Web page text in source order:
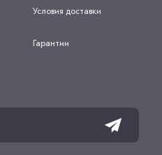
Условия доставки
Гарантии